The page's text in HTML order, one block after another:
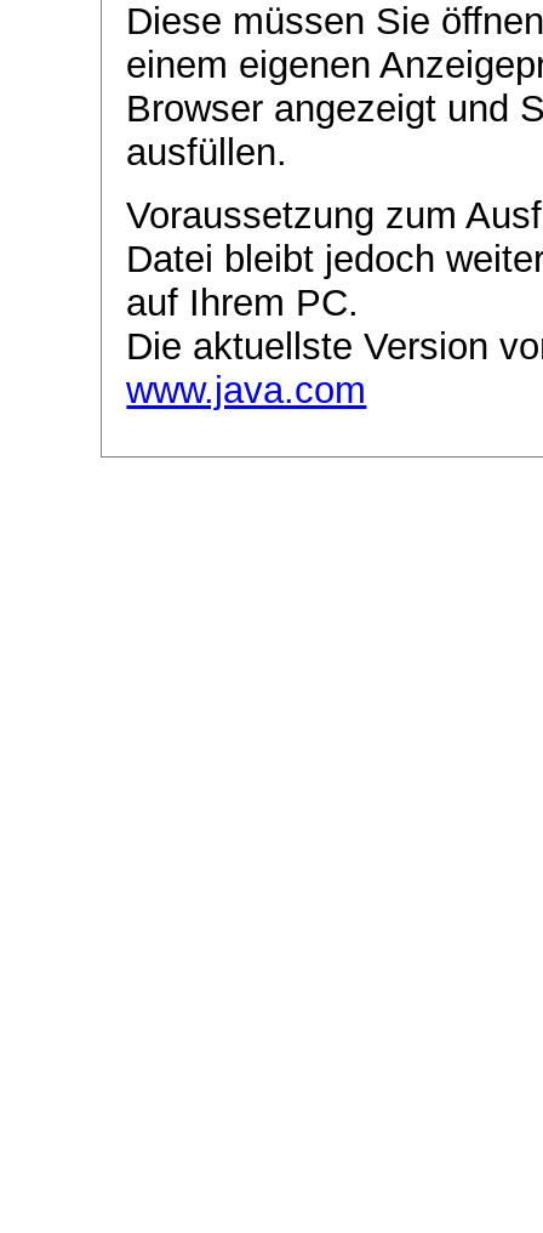
Diese müssen Sie
einem eigenen
Browser angezeigt und
ausfüllen.
Voraussetzung zum
Datei bleibt jedoch
auf Ihrem PC.
Die aktuellste Version
www.java.com